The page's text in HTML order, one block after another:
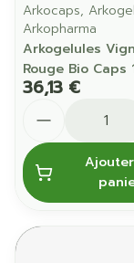
Arkocaps,
Arkopharma
Arkogelules
Rouge Bio Caps
36,13 €